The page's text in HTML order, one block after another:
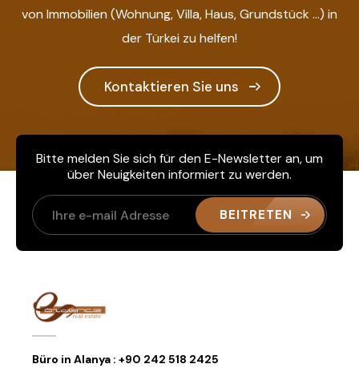
von Immobilien (Wohnung, Villa, Haus, Grundstück ...) in
der Türkei zu helfen!
Kontaktieren Sie uns
Bitte melden Sie sich für den E-Newsletter an, um
über Neuigkeiten informiert zu werden.
BEITRETEN
Büro in Alanya : +90 242 518 2425